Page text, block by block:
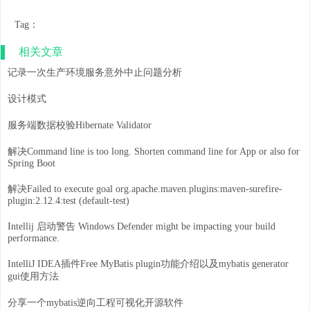
Tag：
相关文章
记录一次生产环境服务意外中止问题分析
设计模式
服务端数据校验Hibernate Validator
解决Command line is too long. Shorten command line for App or also for
Spring Boot
解决Failed to execute goal org.apache.maven.plugins:maven-surefire-
plugin:2.12.4:test (default-test)
Intellij 启动警告 Windows Defender might be impacting your build
performance.
IntelliJ IDEA插件Free MyBatis plugin功能介绍以及mybatis generator
gui使用方法
分享一个mybatis逆向工程可视化开源软件